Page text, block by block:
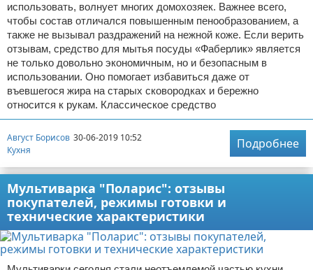
использовать, волнует многих домохозяек. Важнее всего,
чтобы состав отличался повышенным пенообразованием, а
также не вызывал раздражений на нежной коже. Если верить
отзывам, средство для мытья посуды «Фаберлик» является
не только довольно экономичным, но и безопасным в
использовании. Оно помогает избавиться даже от
въевшегося жира на старых сковородках и бережно
относится к рукам. Классическое средство
Август Борисов 30-06-2019 10:52
Кухня
Подробнее
Мультиварка "Поларис": отзывы
покупателей, режимы готовки и
технические характеристики